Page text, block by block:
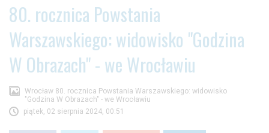
80. rocznica Powstania
Warszawskiego: widowisko "Godzina
W Obrazach" - we Wrocławiu
Wrocław 80. rocznica Powstania Warszawskiego: widowisko
"Godzina W Obrazach" - we Wrocławiu
piątek, 02 sierpnia 2024, 00:51